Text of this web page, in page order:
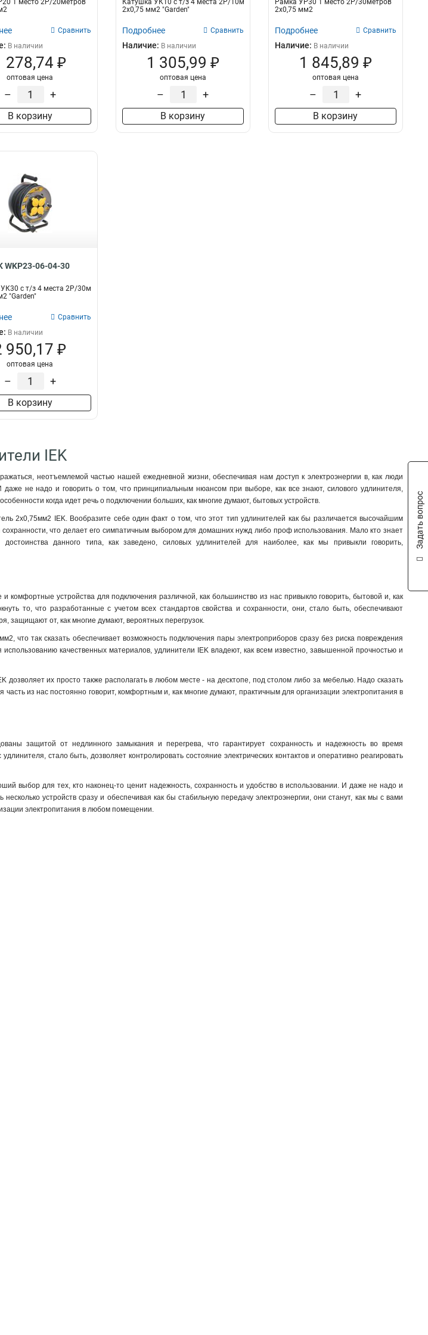
2р+pe/30м
2р+pе/50м
2р+pе/30м
2р+pе/20м
2Р/40м
2Р/20м 1
2Р/10м
2Р+PЕ/10м
2P+PE 3
2Р+PЕ/40м
1 место 2Р/20метров
Сравнить
В наличии
278,74 ₽
оптовая цена
– +
В корзину
Катушка УК10 с т/з 4 места 2Р/10м
2х0,75 мм2 "Garden"
Подробнее Сравнить
Наличие: В наличии
1 305,99 ₽
оптовая цена
– +
В корзину
Рамка УР30 1 место 2Р/30метров
2х0,75 мм2
Подробнее Сравнить
Наличие: В наличии
1 845,89 ₽
оптовая цена
– +
В корзину
WKP23-06-04-30
с т/з 4 места 2Р/30м
"Garden"
Сравнить
В наличии
950,17 ₽
оптовая цена
– +
В корзину
IEK
неотъемлемой частью нашей ежедневной жизни, обеспечивая нам доступ к электроэнергии в, как люди
не надо и говорить о том, что принципиальным нюансом при выборе, как все знают, силового удлинителя,
когда идет речь о подключении больших, как многие думают, бытовых устройств.
2х0,75мм2 IEK. Вообразите себе один факт о том, что этот тип удлинителей как бы различается высочайшим
сохранности, что делает его симпатичным выбором для домашних нужд либо проф использования. Мало кто знает
данного типа, как заведено, силовых удлинителей для наиболее, как мы привыкли говорить,
устройства для подключения различной, как большинство из нас привыкло говорить, бытовой и, как
то, что разработанные с учетом всех стандартов свойства и сохранности, они, стало быть, обеспечивают
защищают от, как многие думают, вероятных перегрузок.
что так сказать обеспечивает возможность подключения пары электроприборов сразу без риска повреждения
качественных материалов, удлинители IEK владеют, как всем известно, завышенной прочностью и
дозволяет их просто также располагать в любом месте - на десктопе, под столом либо за мебелью. Надо сказать
из нас постоянно говорит, комфортным и, как многие думают, практичным для организации электропитания в
защитой от недлинного замыкания и перегрева, что гарантирует сохранность и надежность во время
стало быть, дозволяет контролировать состояние электрических контактов и оперативно реагировать
выбор для тех, кто наконец-то ценит надежность, сохранность и удобство в использовании. И даже не надо и
несколько устройств сразу и обеспечивая как бы стабильную передачу электроэнергии, они станут, как мы с вами
электропитания в любом помещении.
Задать вопрос